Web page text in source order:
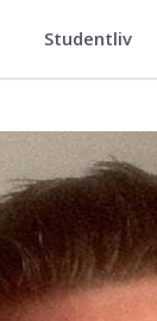
Studentliv